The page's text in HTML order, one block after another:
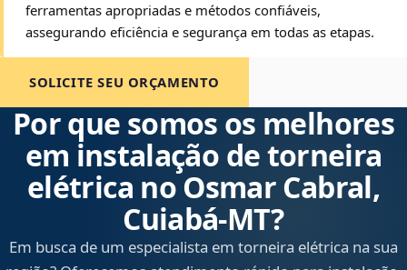
ferramentas apropriadas e métodos confiáveis,
assegurando eficiência e segurança em todas as etapas.
SOLICITE SEU ORÇAMENTO
Por que somos os melhores
em instalação de torneira
elétrica no Osmar Cabral,
Cuiabá‑MT?
Em busca de um especialista em torneira elétrica na sua